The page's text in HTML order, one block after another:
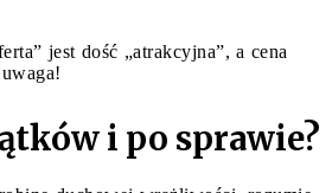
jest dość „atrakcyjna”, a cena
i po sprawie?